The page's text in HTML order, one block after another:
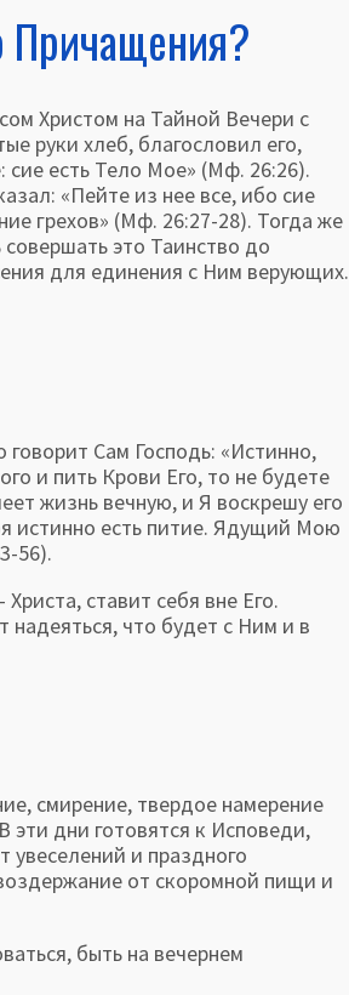
Причащения?
Христом на Тайной Вечери с
руки хлеб, благословил его,
есть Тело Мое» (Мф. 26:26).
«Пейте из нее все, ибо сие
грехов» (Мф. 26:27-28). Тогда же
это Таинство до
для единения с Ним верующих.
Сам Господь: «Истинно,
и пить Крови Его, то не будете
жизнь вечную, и Я воскрешу его
истинно есть питие. Ядущий Мою
56).
ставит себя вне Его.
что будет с Ним и в
смирение, твердое намерение
эти дни готовятся к Исповеди,
и праздного
от скоромной пищи и
быть на вечернем